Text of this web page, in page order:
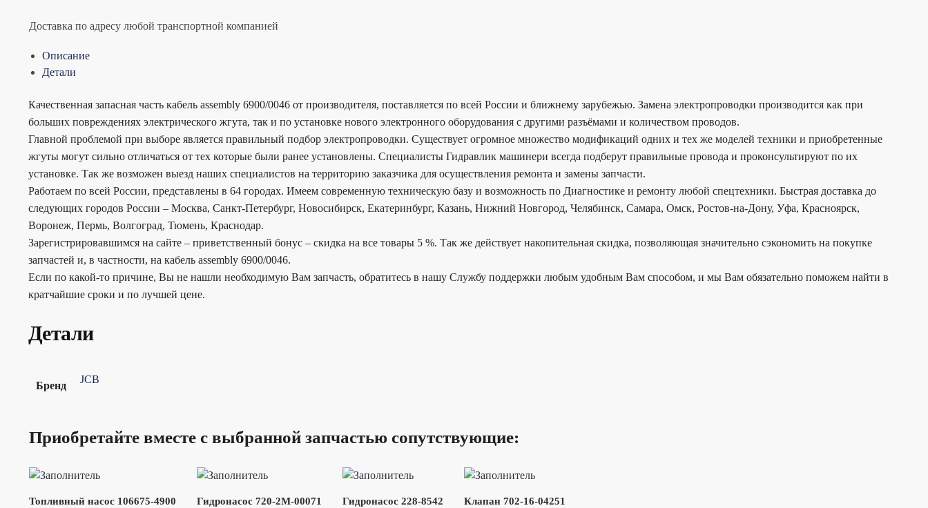
Доставка по адресу любой транспортной компанией
Описание
Детали
Качественная запасная часть кабель assembly 6900/0046 от производителя, поставляется по всей России и ближнему зарубежью. Замена электропроводки производится как при
больших повреждениях электрического жгута, так и по установке нового электронного оборудования с другими разъёмами и количеством проводов.
Главной проблемой при выборе является правильный подбор электропроводки. Существует огромное множество модификаций одних и тех же моделей техники и приобретенные
жгуты могут сильно отличаться от тех которые были ранее установлены. Специалисты Гидравлик машинери всегда подберут правильные провода и проконсультируют по их
установке. Так же возможен выезд наших специалистов на территорию заказчика для осуществления ремонта и замены запчасти.
Работаем по всей России, представлены в 64 городах. Имеем современную техническую базу и возможность по Диагностике и ремонту любой спецтехники. Быстрая доставка до
следующих городов России – Москва, Санкт-Петербург, Новосибирск, Екатеринбург, Казань, Нижний Новгород, Челябинск, Самара, Омск, Ростов-на-Дону, Уфа, Красноярск,
Воронеж, Пермь, Волгоград, Тюмень, Краснодар.
Зарегистрировавшимся на сайте – приветственный бонус – скидка на все товары 5 %. Так же действует накопительная скидка, позволяющая значительно сэкономить на покупке
запчастей и, в частности, на кабель assembly 6900/0046.
Если по какой-то причине, Вы не нашли необходимую Вам запчасть, обратитесь в нашу Службу поддержки любым удобным Вам способом, и мы Вам обязательно поможем найти в
кратчайшие сроки и по лучшей цене.
Детали
Бренд
JCB
Приобретайте вместе с выбранной запчастью сопутствующие:
Топливный насос 106675-4900 Гидронасос 720-2M-00071 Гидронасос 228-8542 Клапан 702-16-04251